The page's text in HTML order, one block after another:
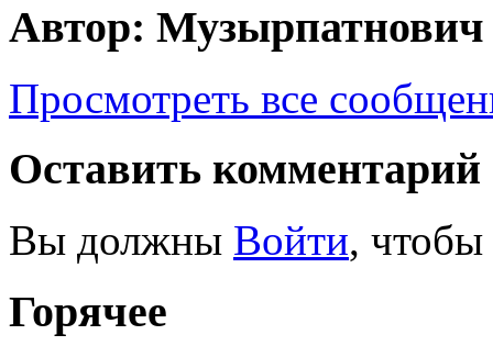
Автор: Музырпатнович
Просмотреть все
Оставить комментарий
Вы должны Войти, чтобы
Горячее